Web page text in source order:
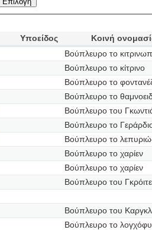
Υποείδος
Κοινή
Βούπλευρο το
Βούπλευρο το κίτρινο
Βούπλευρο το
Βούπλευρο το
Βούπλευρο του
Βούπλευρο το
Βούπλευρο το
Βούπλευρο το χαρίεν
Βούπλευρο το χαρίεν
Βούπλευρο του
Βούπλευρο του Καργκλ
Βούπλευρο το